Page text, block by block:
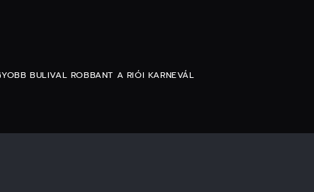
BULIVAL ROBBANT A RIÓI KARNEVÁL